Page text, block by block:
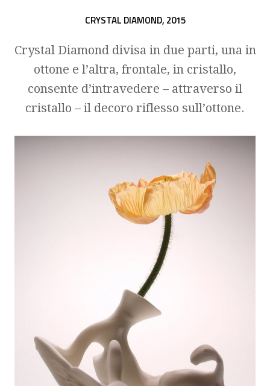
CRYSTAL DIAMOND, 2015
Crystal Diamond divisa in due parti, una in
ottone e l’altra, frontale, in cristallo,
consente d’intravedere – attraverso il
cristallo – il decoro riflesso sull’ottone.